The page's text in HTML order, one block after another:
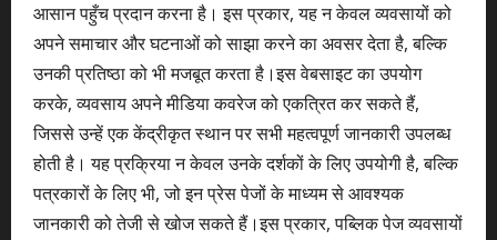
आसान पहुँच प्रदान करना है। इस प्रकार, यह न केवल व्यवसायों को
अपने समाचार और घटनाओं को साझा करने का अवसर देता है, बल्कि
उनकी प्रतिष्ठा को भी मजबूत करता है।इस वेबसाइट का उपयोग
करके, व्यवसाय अपने मीडिया कवरेज को एकत्रित कर सकते हैं,
जिससे उन्हें एक केंद्रीकृत स्थान पर सभी महत्वपूर्ण जानकारी उपलब्ध
होती है। यह प्रक्रिया न केवल उनके दर्शकों के लिए उपयोगी है, बल्कि
पत्रकारों के लिए भी, जो इन प्रेस पेजों के माध्यम से आवश्यक
जानकारी को तेजी से खोज सकते हैं।इस प्रकार, पब्लिक पेज व्यवसायों